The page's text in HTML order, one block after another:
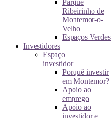
Parque
Ribeirinho de
Montemor-o-
Velho
Espaços Verdes
Investidores
Espaço
investidor
Porquê investir
em Montemor?
Apoio ao
emprego
Apoio ao
investidor e